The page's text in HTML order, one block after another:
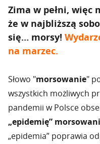
Zima w pełni, więc
że w najbliższą
się… morsy!
na marzec.
Słowo "morsowanie"
wszystkich możliwych
pandemii w Polsce
„epidemię”
„epidemia” poprawia